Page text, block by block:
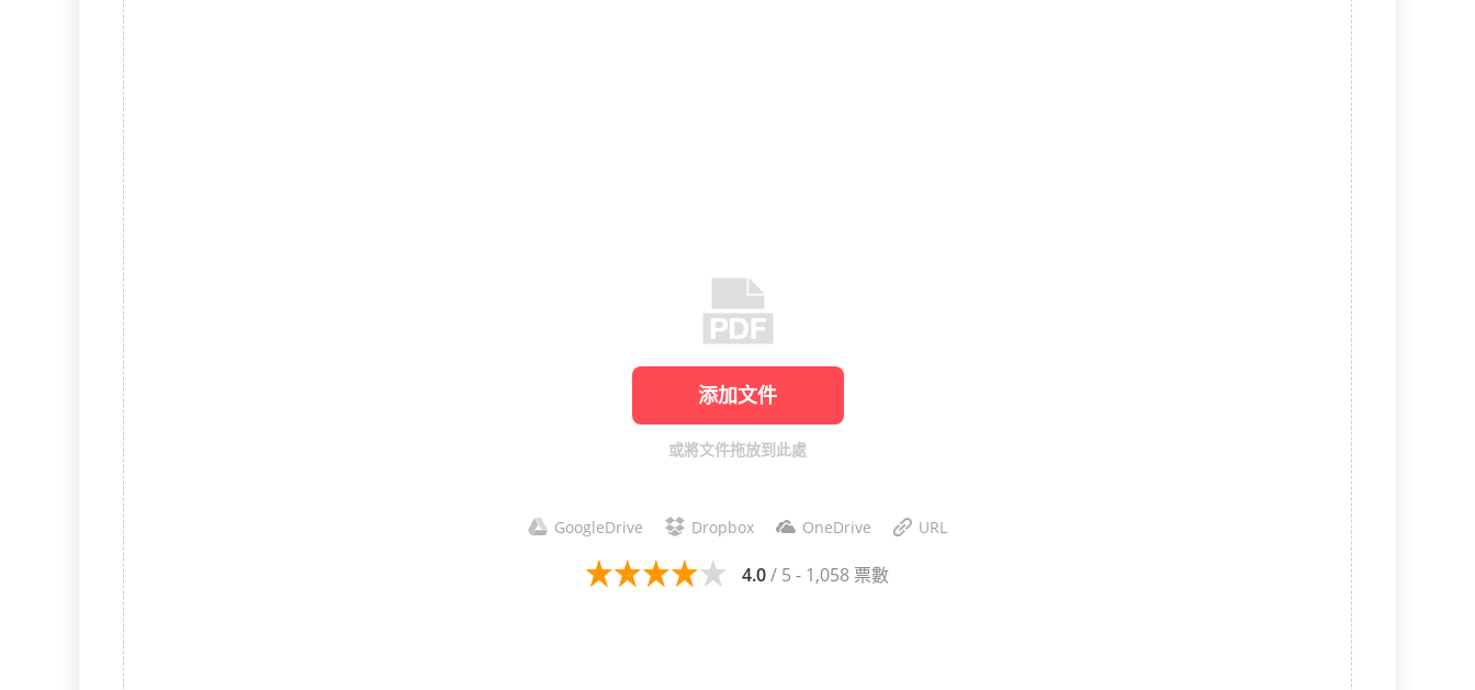
添加文件
或將文件拖放到此處
GoogleDrive Dropbox OneDrive URL
4.0/ 5 - 1,058 票數